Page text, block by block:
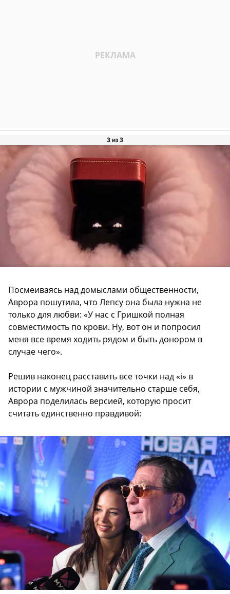
3 из 3
Посмеиваясь над домыслами общественности,
Аврора пошутила, что Лепсу она была нужна не
только для любви: «У нас с Гришкой полная
совместимость по крови. Ну, вот он и попросил
меня все время ходить рядом и быть донором в
случае чего».
Решив наконец расставить все точки над «i» в
истории с мужчиной значительно старше себя,
Аврора поделилась версией, которую просит
считать единственно правдивой: